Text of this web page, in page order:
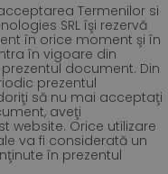
Termenilor si
SRL îşi rezervă
în orice moment şi în
în vigoare din
document. Din
prezentul
să nu mai acceptaţi
aveţi
website. Orice utilizare
va fi considerată un
în prezentul